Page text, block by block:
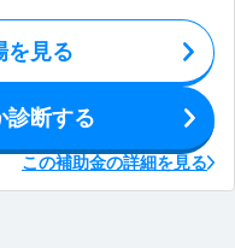
を見る
診断する
この補助金の詳細を見る